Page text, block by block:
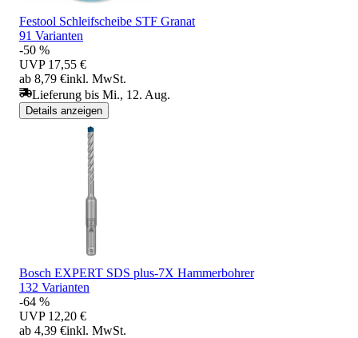
Festool Schleifscheibe STF Granat
91 Varianten
-50 %
UVP 17,55 €
ab 8,79 €inkl. MwSt.
Lieferung bis Mi., 12. Aug.
Details anzeigen
Bosch EXPERT SDS plus-7X Hammerbohrer
132 Varianten
-64 %
UVP 12,20 €
ab 4,39 €inkl. MwSt.